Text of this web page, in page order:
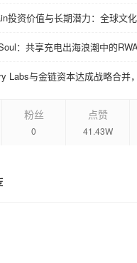
：共享充电出海浪潮中的
粉丝
0
点赞
41.43W